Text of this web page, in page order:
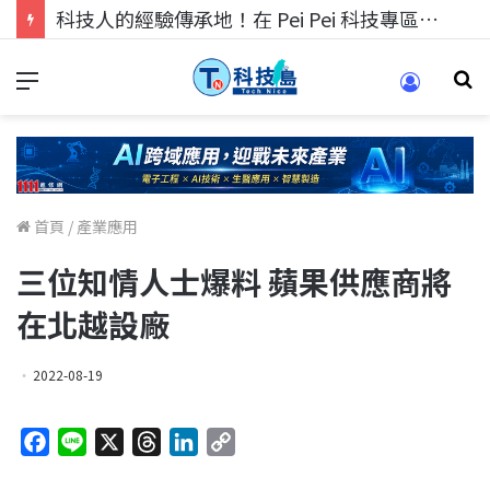
科技人的經驗傳承地！在 Pei Pei 科技專區，與學弟妹交流最硬核的技術
首頁 / 產業應用
三位知情人士爆料 蘋果供應商將
在北越設廠
2022-08-19